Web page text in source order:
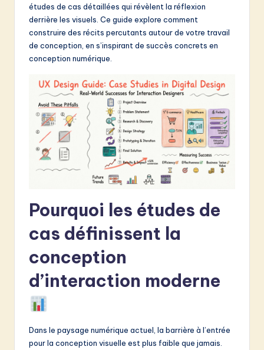
A
&
ti
études de cas détaillées qui révèlent la réflexion
derrière les visuels. Ce guide explore comment
construire des récits percutants autour de votre travail
de conception, en s’inspirant de succès concrets en
conception numérique.
Pourquoi les études de
cas définissent la
conception
d’interaction moderne
Dans le paysage numérique actuel, la barrière à l’entrée
pour la conception visuelle est plus faible que jamais.